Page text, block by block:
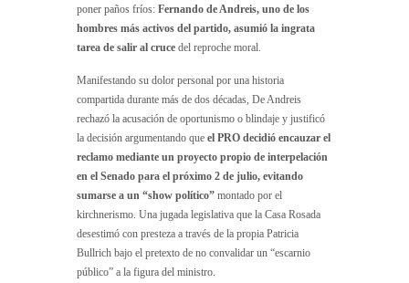
poner paños fríos: Fernando de Andreis, uno de los
hombres más activos del partido, asumió la ingrata
tarea de salir al cruce del reproche moral.
Manifestando su dolor personal por una historia
compartida durante más de dos décadas, De Andreis
rechazó la acusación de oportunismo o blindaje y justificó
la decisión argumentando que el PRO decidió encauzar el
reclamo mediante un proyecto propio de interpelación
en el Senado para el próximo 2 de julio, evitando
sumarse a un “show político” montado por el
kirchnerismo. Una jugada legislativa que la Casa Rosada
desestimó con presteza a través de la propia Patricia
Bullrich bajo el pretexto de no convalidar un “escarnio
público” a la figura del ministro.